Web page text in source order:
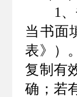
1 、
当书面
表》）
复制有
确；若